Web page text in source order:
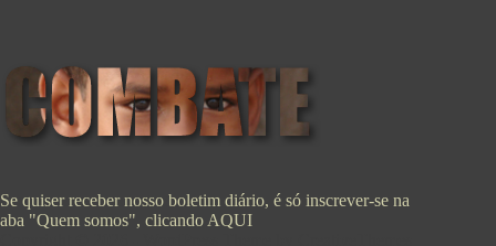
Se quiser receber nosso boletim diário, é só inscrever-se na
aba "Quem somos", clicando AQUI